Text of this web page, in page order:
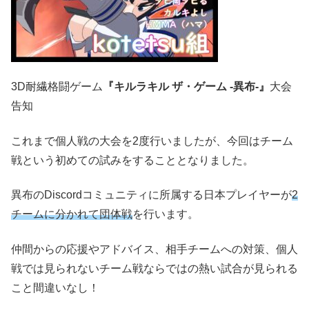
3D耐繊格闘ゲーム 『キルラキル ザ・ゲーム -異布-』 大会
告知
これまで個人戦の大会を2度行いましたが、今回はチーム
戦という初めての試みをすることとなりました。
異布のDiscordコミュニティに所属する日本プレイヤーが2
チームに分かれて団体戦を行います。
仲間からの応援やアドバイス、相手チームへの対策、個人
戦では見られないチーム戦ならではの熱い試合が見られる
こと間違いなし！